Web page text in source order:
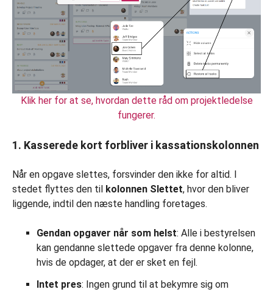
Klik her for at se, hvordan dette råd om projektledelse
fungerer.
1. Kasserede kort forbliver i kassationskolonnen
Når en opgave slettes, forsvinder den ikke for altid. I
stedet flyttes den til kolonnen Slettet, hvor den bliver
liggende, indtil den næste handling foretages.
Gendan opgaver når som helst: Alle i bestyrelsen
kan gendanne slettede opgaver fra denne kolonne,
hvis de opdager, at der er sket en fejl.
Intet pres: Ingen grund til at bekymre sig om